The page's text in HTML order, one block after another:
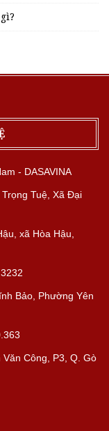
- DASAVINA
Tuệ, Xã Đại
xã Hòa Hậu,
Bảo, Phường Yên
Văn Công, P3, Q. Gò